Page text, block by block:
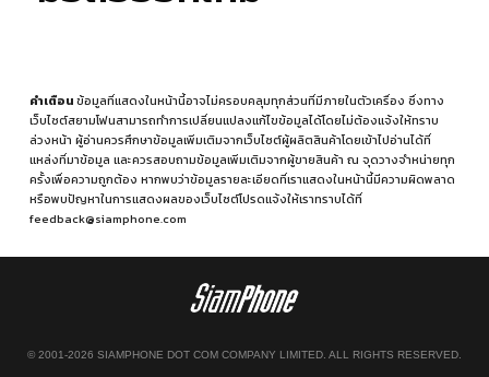
คำเตือนข้อมูลที่แสดงในหน้านี้อาจไม่ครอบคลุมทุกส่วนที่มีภายในตัวเครื่อง ซึ่งทาง
เว็บไซต์สยามโฟนสามารถทำการเปลี่ยนแปลงแก้ไขข้อมูลได้โดยไม่ต้องแจ้งให้ทราบ
ล่วงหน้า ผู้อ่านควรศึกษาข้อมูลเพิ่มเติมจากเว็บไซต์ผู้ผลิตสินค้าโดยเข้าไปอ่านได้ที่
แหล่งที่มาข้อมูล และควรสอบถามข้อมูลเพิ่มเติมจากผู้ขายสินค้า ณ จุดวางจำหน่ายทุก
ครั้งเพื่อความถูกต้อง หากพบว่าข้อมูลรายละเอียดที่เราแสดงในหน้านี้มีความผิดพลาด
หรือพบปัญหาในการแสดงผลของเว็บไซต์โปรดแจ้งให้เราทราบได้ที่
feedback@siamphone.com
© 2001-2026 SIAMPHONE DOT COM COMPANY LIMITED. ALL RIGHTS RESERVED.